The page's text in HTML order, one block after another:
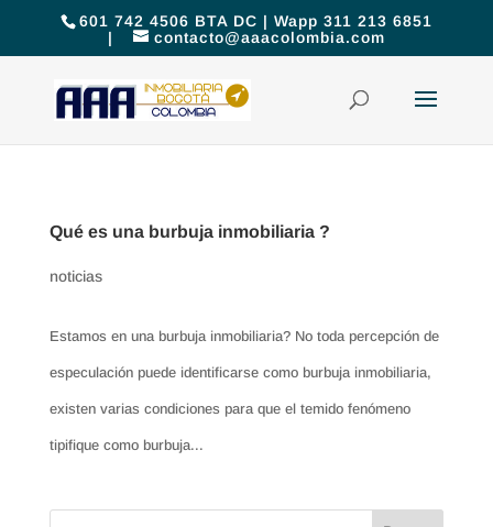
601 742 4506 BTA DC | Wapp 311 213 6851
|
contacto@aaacolombia.com
Qué es una burbuja inmobiliaria ?
noticias
Estamos en una burbuja inmobiliaria? No toda percepción de
especulación puede identificarse como burbuja inmobiliaria,
existen varias condiciones para que el temido fenómeno
tipifique como burbuja...